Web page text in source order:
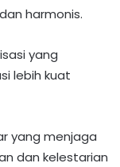
harmonis.
yang
lebih kuat
yang menjaga
dan kelestarian